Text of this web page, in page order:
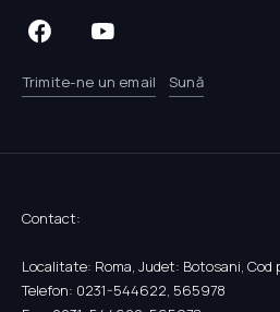
Trimite-ne un email Sună
Contact:
Localitate: Roma, Judet: Botosani, Cod
Telefon: 0231-544622, 565978